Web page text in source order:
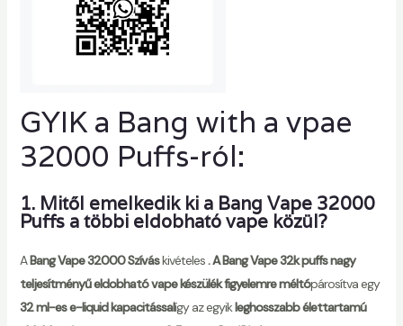
GYIK a Bang with a vpae
32000 Puffs-ról:
1. Mitől emelkedik ki a Bang Vape 32000
Puffs a többi eldobható vape közül?
ABang Vape 32000 Szíváskivételes . A Bang Vape 32k puffs nagy
teljesítményű eldobható vape készülék figyelemre méltópárosítva egy
32 ml-es e-liquid kapacitássalígy az egyikleghosszabb élettartamú